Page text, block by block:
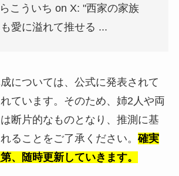
については、公式に発表されて
ています。そのため、姉2人や両
断片的なものとなり、推測に基
ることをご了承ください。確実
、随時更新していきます。